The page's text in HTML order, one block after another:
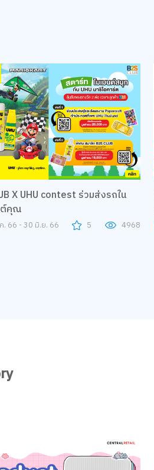
X UHU contest ร่วมส่งรถใน
ต์คุณ
. 66 - 30 มิ.ย. 66 5 4968